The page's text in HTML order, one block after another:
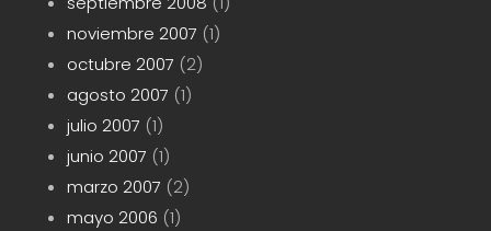
noviembre 2007 (1)
octubre 2007 (2)
agosto 2007 (1)
julio 2007 (1)
junio 2007 (1)
marzo 2007 (2)
mayo 2006 (1)